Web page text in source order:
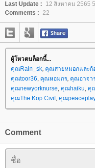
Last Update :
12 สิงหาคม 2565
Comments : 22
ผู้โหวตบล็อกนี้...
คุณRain_sk, คุณสายหมอกและก้
คุณtoor36, คุณหอมกร, คุณอาจา
คุณnewyorknurse, คุณhaiku, คุ
คุณThe Kop Civil , คุณpeaceplay
Comment